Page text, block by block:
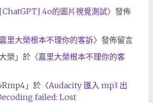
[ChatGPT] 4o的圖片視覺測試〉發佈
嘉里大榮根本不理你的客訴〉發佈留言
榮 」於〈嘉里大榮根本不理你的客
」於〈Audacity 匯入 mp3 出
failed: Lost